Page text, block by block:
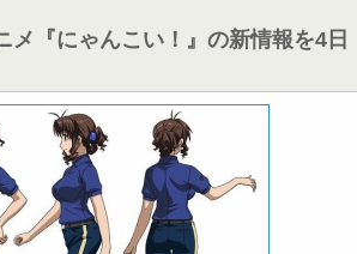
メ『にゃんこい！』の新情報を4日